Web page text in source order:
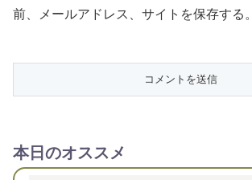
前、メールアドレス、サイトを保存する。
本日のオススメ